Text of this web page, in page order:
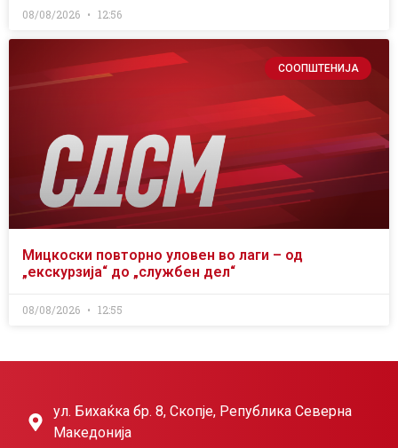
08/08/2026 12:56
СООПШТЕНИЈА
Мицкоски повторно уловен во лаги – од
„екскурзија“ до „службен дел“
08/08/2026 12:55
ул. Бихаќка бр. 8, Скопје, Република Северна
Македонија